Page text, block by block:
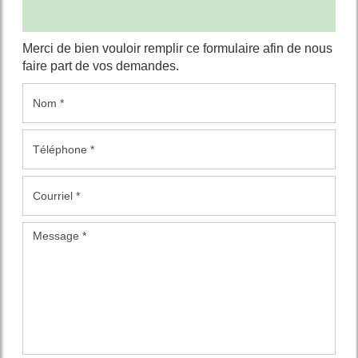
Merci de bien vouloir remplir ce formulaire afin de nous
faire part de vos demandes.